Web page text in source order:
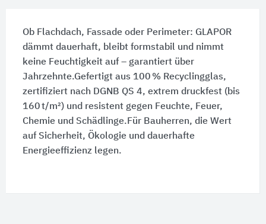
Ob Flachdach, Fassade oder Perimeter: GLAPOR
dämmt dauerhaft, bleibt formstabil und nimmt
keine Feuchtigkeit auf – garantiert über
Jahrzehnte.Gefertigt aus 100 % Recyclingglas,
zertifiziert nach DGNB QS 4, extrem druckfest (bis
160 t/m²) und resistent gegen Feuchte, Feuer,
Chemie und Schädlinge.Für Bauherren, die Wert
auf Sicherheit, Ökologie und dauerhafte
Energieeffizienz legen.